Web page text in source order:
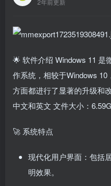
🌟 软件介绍 Windows 11 是
作系统，相较于Windows
方面都进行了显著的升级和
中文和英文 文件大小：
🚀 系统特点
现代化用户界面：包括
明效果。